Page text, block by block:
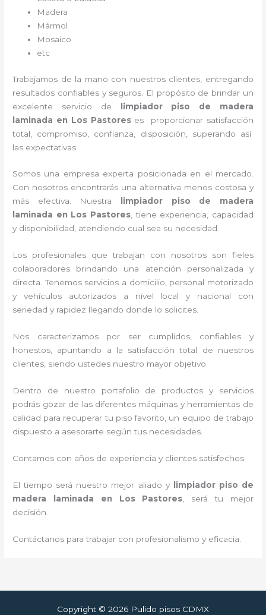
Madera
Mármol
Mosaico
etc
Trabajamos de la mano con nuestros clientes, entregando
resultados confiables y seguros. El propósito de brindar un
excelente servicio de limpiador piso de madera
laminada en Los Pastoreses proporcionar satisfacción
total, compromiso, confianza, disposición, superando así
las expectativas.
Somos una empresa experta posicionada en el mercado.
Con nosotros encontrarás una alternativa menos costosa y
más efectiva. Nuestra
limpiador piso de madera
laminada en Los Pastores, tiene experiencia, capacidad
y disponibilidad, atendiendo cual sea su necesidad.
Los profesionales que trabajan con nosotros son fieles
colaboradores brindando una atención personalizada y
directa.Tenemos servicios a domicilio, personal motorizado
y vehículos autorizados a nivel local y nacional con
seriedad y rapidez llegando donde lo solicites.
Nos caracterizamos por ser cumplidos, confiables y
honestos, apuntando a la satisfacción total de nuestros
clientes, siendo ustedes nuestro mayor objetivo.
Dentro de nuestro portafolio de productos y servicios
podrás gozar de las diferentes máquinas y herramientas de
calidad para recuperar tu piso favorito, un equipo de trabajo
dispuesto a asesorarte según tus necesidades.
Contamos con años de experiencia y clientes satisfechos.
El tiempo será nuestro mejor aliado y
limpiador piso de
madera laminada en Los Pastores , será tu mejor
decisión.
Contáctanos para trabajar con profesionalismo y eficacia.
Copyright © 2026 Pulido pisos CDMX